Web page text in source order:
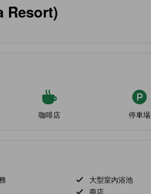
Resort)
咖啡店 停車場
大型室內浴池
商店